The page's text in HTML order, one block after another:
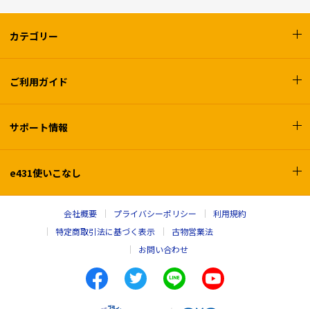
カテゴリー
ご利用ガイド
サポート情報
e431使いこなし
会社概要 プライバシーポリシー
利用規約
特定商取引法に基づく表示
古物営業法
お問い合わせ